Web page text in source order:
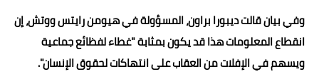
وفي بيان قالت ديبورا براون، المسؤولة في هيومن رايتس ووتش، إن
انقطاع المعلومات هذا قد يكون بمثابة "غطاء لفظائع جماعية
ويسهم في الإفلات من العقاب على انتهاكات لحقوق الإنسان".